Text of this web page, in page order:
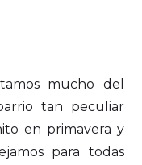
mucho del
tan peculiar
en primavera y
para todas